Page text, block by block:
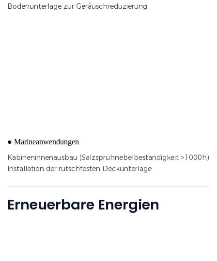
Bodenunterlage zur Geräuschreduzierung
● ​Marineanwendungen
Kabineninnenausbau (Salzsprühnebelbeständigkeit >1000h)
Installation der rutschfesten Deckunterlage
Erneuerbare Energien